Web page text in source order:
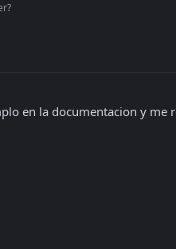
en la documentacion y me